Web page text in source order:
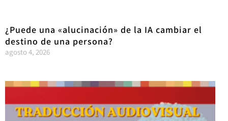
¿Puede una «alucinación» de la IA cambiar el
destino de una persona?
agosto 4, 2026